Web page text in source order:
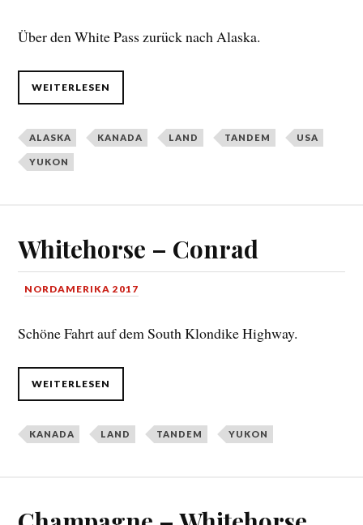
Über den White Pass zurück nach Alaska.
WEITERLESEN
ALASKA KANADA LAND TANDEM USA
YUKON
Whitehorse – Conrad
NORDAMERIKA 2017
Schöne Fahrt auf dem South Klondike Highway.
WEITERLESEN
KANADA LAND TANDEM YUKON